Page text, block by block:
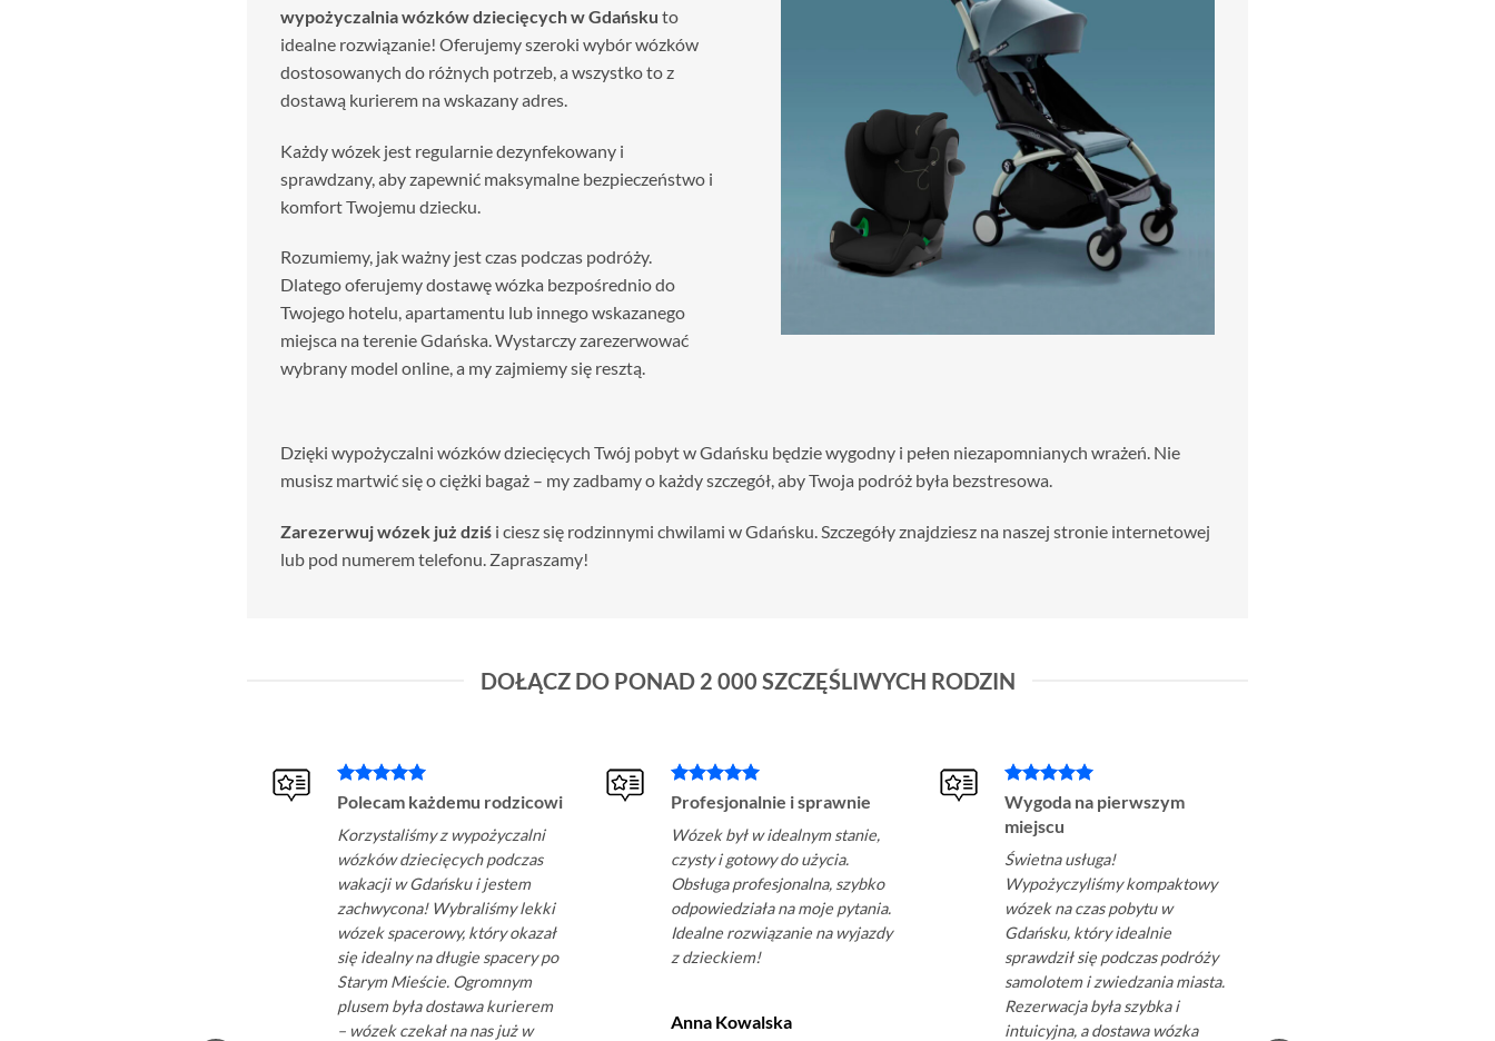
wypożyczalnia wózków dziecięcych w Gdańsku to
idealne rozwiązanie! Oferujemy szeroki wybór wózków
dostosowanych do różnych potrzeb, a wszystko to z
dostawą kurierem na wskazany adres.
Każdy wózek jest regularnie dezynfekowany i
sprawdzany, aby zapewnić maksymalne bezpieczeństwo i
komfort Twojemu dziecku.
Rozumiemy, jak ważny jest czas podczas podróży.
Dlatego oferujemy dostawę wózka bezpośrednio do
Twojego hotelu, apartamentu lub innego wskazanego
miejsca na terenie Gdańska. Wystarczy zarezerwować
wybrany model online, a my zajmiemy się resztą.
Dzięki wypożyczalni wózków dziecięcych Twój pobyt w Gdańsku będzie wygodny i pełen niezapomnianych wrażeń. Nie
musisz martwić się o ciężki bagaż – my zadbamy o każdy szczegół, aby Twoja podróż była bezstresowa.
Zarezerwuj wózek już dziś i ciesz się rodzinnymi chwilami w Gdańsku. Szczegóły znajdziesz na naszej stronie internetowej
lub pod numerem telefonu. Zapraszamy!
DOŁĄCZ DO PONAD 2 000 SZCZĘŚLIWYCH RODZIN
Polecam każdemu rodzicowi
Korzystaliśmy z wypożyczalni
wózków dziecięcych podczas
wakacji w Gdańsku i jestem
zachwycona! Wybraliśmy lekki
wózek spacerowy, który okazał
się idealny na długie spacery po
Starym Mieście. Ogromnym
plusem była dostawa kurierem
– wózek czekał na nas już w
Profesjonalnie i sprawnie
Wózek był w idealnym stanie,
czysty i gotowy do użycia.
Obsługa profesjonalna, szybko
odpowiedziała na moje pytania.
Idealne rozwiązanie na wyjazdy
z dzieckiem!
Anna Kowalska
Wygoda na pierwszym
miejscu
Świetna usługa!
Wypożyczyliśmy kompaktowy
wózek na czas pobytu w
Gdańsku, który idealnie
sprawdził się podczas podróży
samolotem i zwiedzania miasta.
Rezerwacja była szybka i
intuicyjna, a dostawa wózka